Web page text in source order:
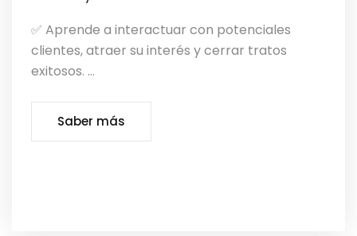
✅ Aprende a interactuar con potenciales
clientes, atraer su interés y cerrar tratos
exitosos. ...
Saber más